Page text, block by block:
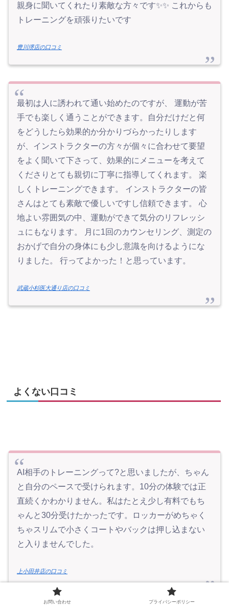
親身に聞いてくれたり素敵な方々です✨️✨ これからも
トレーニングを頑張りたいです
豊川堺店の口コミ
最初は人に誘われて通い始めたのですが、 運動が苦
手でも楽しく通うことができます。自分だけだと何
をどうしたら効果的か分かりづらかったりします
が、インストラクターの方々が個々に合わせて要望
をよく聞いて下さって、効果的にメニューを考えて
くださりとても親切に丁寧に指導してくれます。 楽
しくトレーニングできます。 インストラクターの皆
さんはとても素敵で優しいですし信頼できます。 心
地よい雰囲気の中、運動ができて気分のリフレッシ
ュにもなります。 月に1回のカウンセリング、測定の
おかげで自分の身体にも少し意識を向けるようにな
りました。 行ってよかった！と思っています。
武蔵小杉医大通り店の口コミ
よくない口コミ
AI相手のトレーニングって?と思いましたが、ちゃん
と自分のペースで受けられます。10分の体験では正
直続くかわかりません。私はたとえ少し有料でもち
ゃんと30分受けたかったです。ロッカーがめちゃく
ちゃスリムで小さくコートやバックは押し込まない
と入りませんでした。
上小田井店の口コミ
お問い合わせ プライバシーポリシー